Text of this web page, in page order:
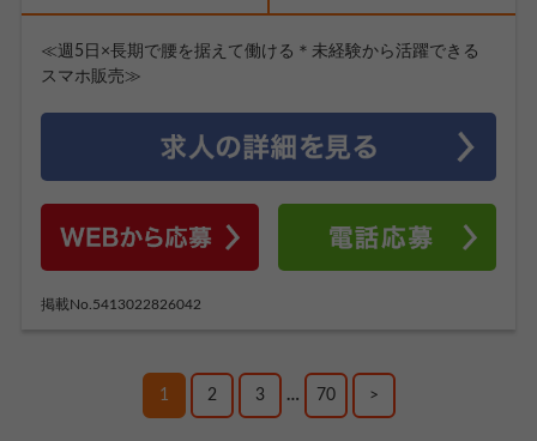
≪週5日×長期で腰を据えて働ける＊未経験から活躍できる
スマホ販売≫
掲載No.5413022826042
1 2 3 … 70 >